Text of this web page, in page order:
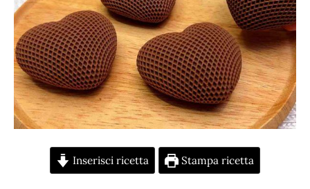
Inserisci ricetta Stampa ricetta